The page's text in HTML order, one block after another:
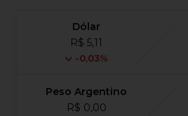
Dólar
R$ 5,11
-0,03%
Peso Argentino
R$ 0,00